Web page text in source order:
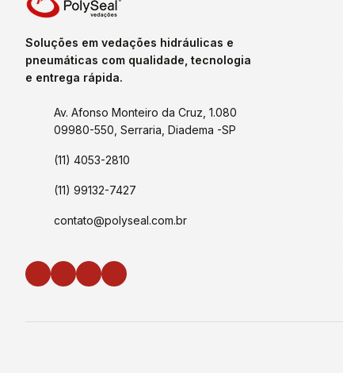
Soluções em vedações hidráulicas e
pneumáticas com qualidade, tecnologia
e entrega rápida.
Av. Afonso Monteiro da Cruz, 1.080
09980-550, Serraria, Diadema -SP
(11) 4053-2810
(11) 99132-7427
contato@polyseal.com.br